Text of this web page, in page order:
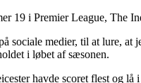
19 i Premier League, The
medier, til at lure, at
i løbet af sæsonen.
havde scoret flest og